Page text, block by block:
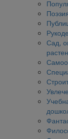
Сад,